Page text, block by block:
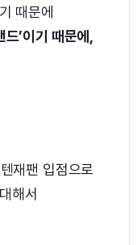
때문에
’이기 때문에,
재팬 입점으로
해서